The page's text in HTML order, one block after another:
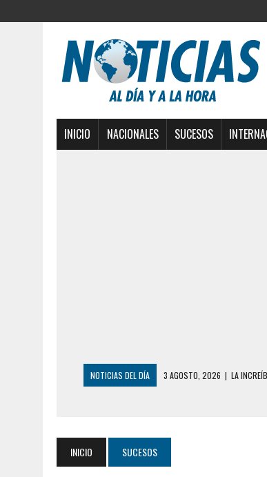
INICIO NACIONALES SUCESOS
NOTICIAS DEL DÍA 3 AGOSTO, 2026 | LA
2 AGOSTO, 2026 | COLAPSÓ TECHO DE UNA
INICIO SUCESOS